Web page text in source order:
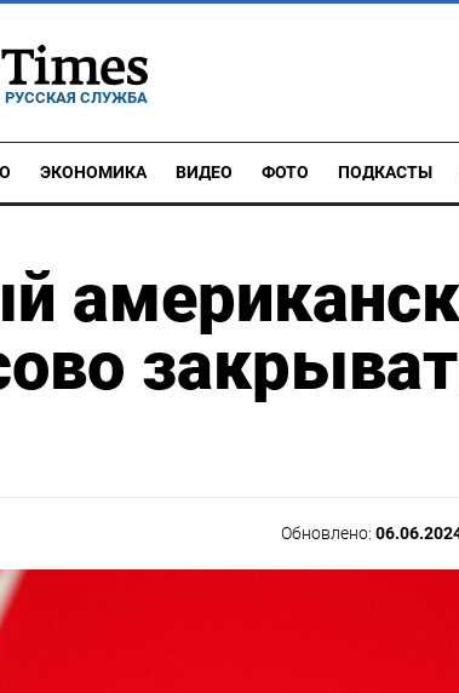
РУССКАЯ СЛУЖБА
ЭКОНОМИКА ВИДЕО ФОТО ПОДКАСТЫ
Обновлено: